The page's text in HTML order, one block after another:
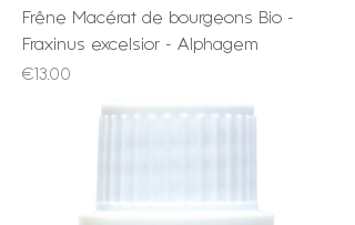
Frêne Macérat de bourgeons Bio -
Fraxinus excelsior - Alphagem
Price
€13.00